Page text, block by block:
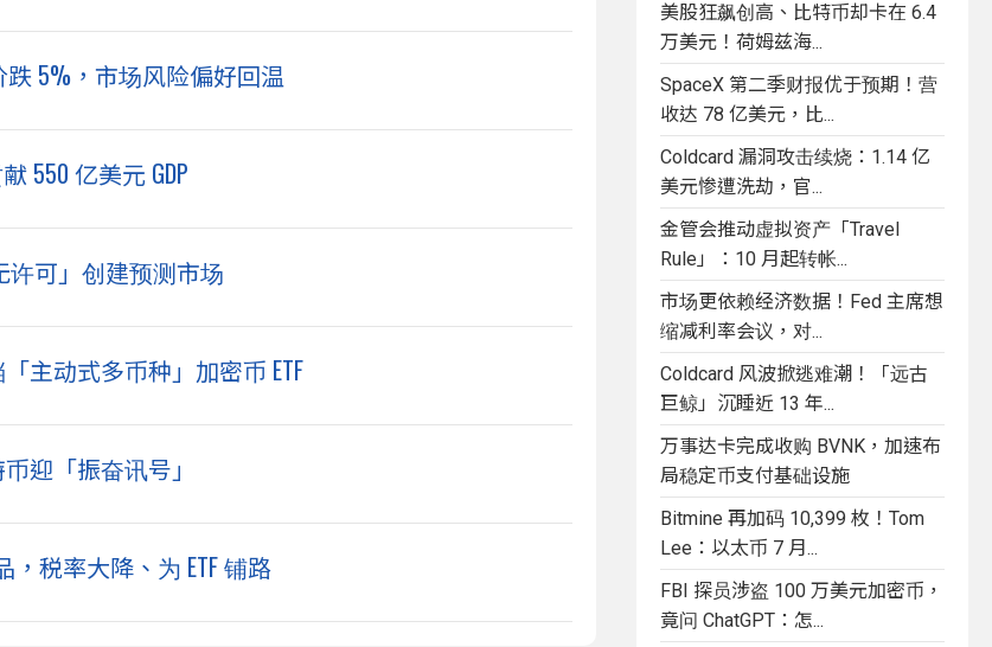
5%，市场风险偏好回温
550 亿美元 GDP
许可」创建预测市场
主动式多币种」加密币 ETF
迎「振奋讯号」
税率大降、为 ETF 铺路
美股狂飙创高、比特币却卡在 6.4
万美元！荷姆兹海...
SpaceX 第二季财报优于预期！营
收达 78 亿美元，比...
Coldcard 漏洞攻击续烧：1.14 亿
美元惨遭洗劫，官...
金管会推动虚拟资产「Travel
Rule」：10 月起转帐...
市场更依赖经济数据！Fed 主席想
缩减利率会议，对...
Coldcard 风波掀逃难潮！「远古
巨鲸」沉睡近 13 年...
万事达卡完成收购 BVNK，加速布
局稳定币支付基础设施
Bitmine 再加码 10,399 枚！Tom
Lee：以太币 7 月...
FBI 探员涉盗 100 万美元加密币，
竟问 ChatGPT：怎...